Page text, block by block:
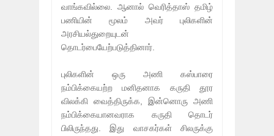
வாங்கவில்லை. ஆனால் வெரித்தாஸ் தமிழ்
பணியின் மூலம் அவர் புலிகளின்
அரசியல்துறையுடன்
தொடர்பையேற்படுத்தினார்.
புலிகளின் ஒரு அணி கஸ்பாரை
நம்பிக்கையற்ற மனிதனாக கருதி தூர
விலக்கி வைத்திருக்க, இன்னொரு அணி
நம்பிக்கையானவராக கருதி தொடர்
பிலிருந்தது. இது வாசகர்கள் சிலருக்கு